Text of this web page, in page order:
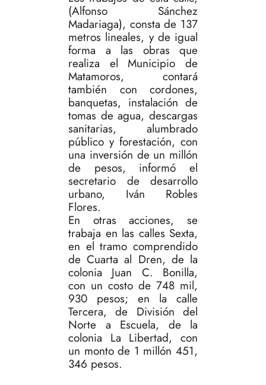
(Alfonso Sánchez
Madariaga), consta de 137
metros lineales, y de igual
forma a las obras que
realiza el Municipio de
Matamoros, contará
también con cordones,
banquetas, instalación de
tomas de agua, descargas
sanitarias, alumbrado
público y forestación, con
una inversión de un millón
de pesos, informó el
secretario de desarrollo
urbano, Iván Robles
Flores.
En otras acciones, se
trabaja en las calles Sexta,
en el tramo comprendido
de Cuarta al Dren, de la
colonia Juan C. Bonilla,
con un costo de 748 mil,
930 pesos; en la calle
Tercera, de División del
Norte a Escuela, de la
colonia La Libertad, con
un monto de 1 millón 451,
346 pesos.